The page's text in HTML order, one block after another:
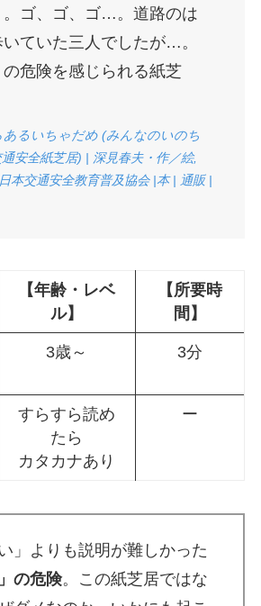
。ゴ、ゴ、ゴ…。道路のは
いていた三人でしたが…。
の危険を感じられる紙芝
るいちゃだめ (みんなのいのち
安全紙芝居) | 深見春夫・作／絵,
本交通安全教育普及協会 |本 | 通販 |
【年齢・レベ
ル】
【所要時
間】
3歳～ 3分
すらすら読め
たら
カタカナあり
ー
」よりも説明が難しかった
の危険。この紙芝居ではな